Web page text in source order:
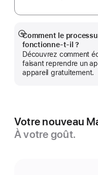
Comment le
fonctionne‑t‑il ?
Découvrez comment
faisant reprendre un
appareil gratuitement.
Afficher
plus
Votre nouveau
À votre goût.